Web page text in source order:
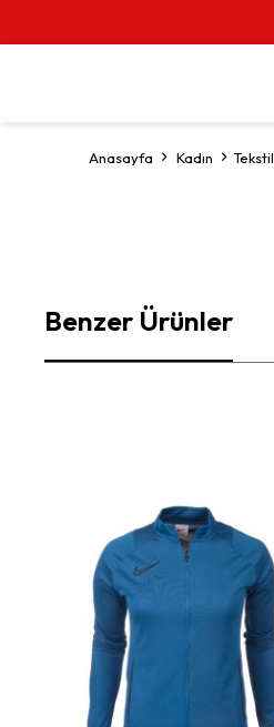
Anasayfa Kadın Tekstil
Benzer Ürünler